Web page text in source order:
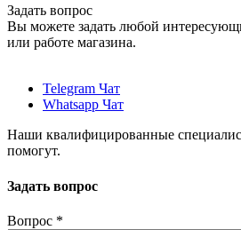
Задать вопрос
Вы можете задать любой
или работе магазина.
Telegram Чат
Whatsapp Чат
Наши квалифицированные
помогут.
Задать вопрос
Вопрос *